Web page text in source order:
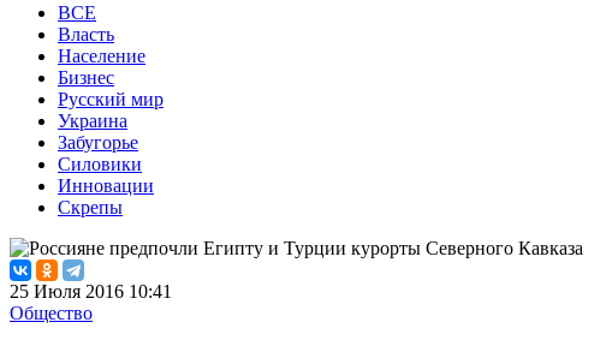
ВСЕ
Власть
Население
Бизнес
Русский мир
Украина
Забугорье
Силовики
Инновации
Скрепы
25 Июля 2016 10:41
Общество